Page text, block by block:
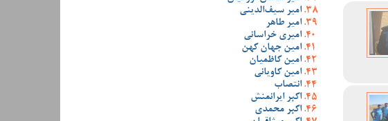
امیر سیف‌الدینی
امیر طاهر
امیری خراسانی
امین جهان کهن
امین کاظمیان
امین کاویانی
انتصاب
اکبر ایرانمنش
اکبر محمدی